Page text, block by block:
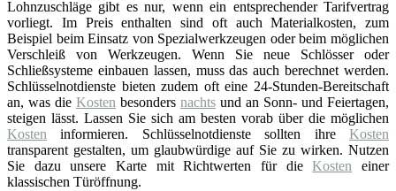
Lohnzuschläge gibt es nur, wenn ein entsprechender Tarifvertrag
vorliegt. Im Preis enthalten sind oft auch Materialkosten, zum
Beispiel beim Einsatz von Spezialwerkzeugen oder beim möglichen
Verschleiß von Werkzeugen. Wenn Sie neue Schlösser oder
Schließsysteme einbauen lassen, muss das auch berechnet werden.
Schlüsselnotdienste bieten zudem oft eine 24-Stunden-Bereitschaft
an, was die Kosten besonders nachts und an Sonn- und Feiertagen,
steigen lässt. Lassen Sie sich am besten vorab über die möglichen
Kosten informieren. Schlüsselnotdienste sollten ihre Kosten
transparent gestalten, um glaubwürdige auf Sie zu wirken. Nutzen
Sie dazu unsere Karte mit Richtwerten für dieKosten einer
klassischen Türöffnung.